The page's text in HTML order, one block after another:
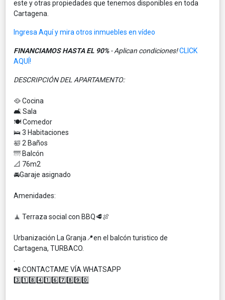
este y otras propiedades que tenemos disponibles en toda
Cartagena.
Ingresa Aquí y mira otros inmuebles en vídeo
FINANCIAMOS HASTA EL 90%- Aplican condiciones!CLICK
AQUÍ!
DESCRIPCIÓN DEL APARTAMENTO:
🥘 Cocina
🛋️ Sala
🍽️ Comedor
🛌 3 Habitaciones
🛀 2 Baños
🌁 Balcón
📐 76m2
🚘Garaje asignado
Amenidades:
🧘 Terraza social con BBQ🥩🍖
Urbanización La Granja📍en el balcón turistico de
Cartagena, TURBACO.
📲 CONTACTAME VÍA WHATSAPP
3️⃣1️⃣8️⃣4️⃣1️⃣6️⃣7️⃣8️⃣9️⃣0️⃣